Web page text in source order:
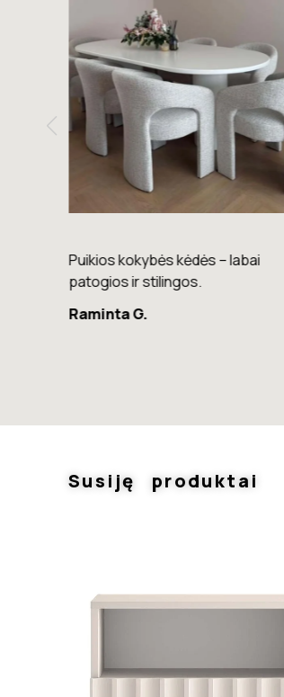
Puikios kokybės kėdės – labai
patogios ir stilingos.
Raminta G.
Susiję produktai